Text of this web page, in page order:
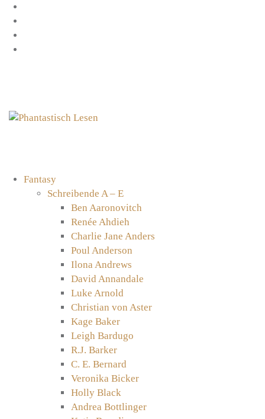
Zum
Inhalt
springen
Fantasy
Schreibende A – E
Ben Aaronovitch
Renée Ahdieh
Charlie Jane Anders
Poul Anderson
Ilona Andrews
David Annandale
Luke Arnold
Christian von Aster
Kage Baker
Leigh Bardugo
R.J. Barker
C. E. Bernard
Veronika Bicker
Holly Black
Andrea Bottlinger